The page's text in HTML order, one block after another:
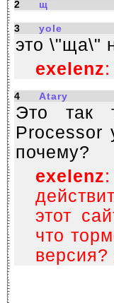
2 щ
3 yole
это \"ща\"
exelenz
4 Atary
Это так
Processor
почему?
exelenz
этот
что